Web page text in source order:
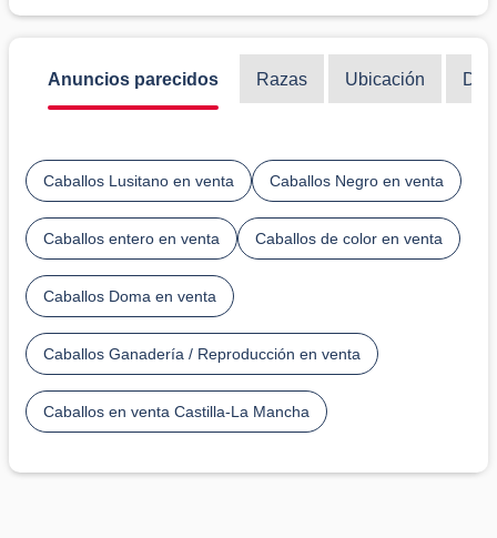
Anuncios parecidos Razas Ubicación
Caballos Lusitano en venta Caballos Negro en venta
Caballos entero en venta Caballos de color en venta
Caballos Doma en venta
Caballos Ganadería / Reproducción en venta
Caballos en venta Castilla-La Mancha